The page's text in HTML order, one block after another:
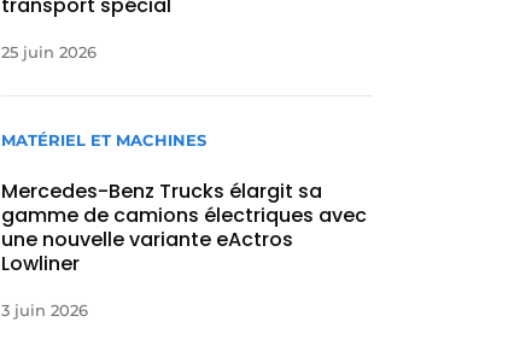
25 juin 2026
MATÉRIEL ET MACHINES
Mercedes-Benz Trucks élargit sa
gamme de camions électriques avec
une nouvelle variante eActros
Lowliner
3 juin 2026